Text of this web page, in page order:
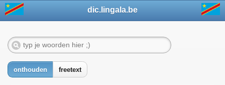
dic.lingala.be
onthouden freetext